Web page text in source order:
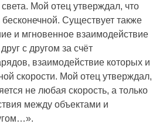
Мой отец утверждал, что
Существует также
и мгновенное взаимодействие
с другом за счёт
взаимодействие которых и
скорости. Мой отец утверждал,
не любая скорость, а только
между объектами и